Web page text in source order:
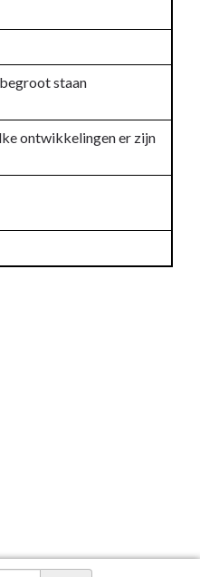
staan
ontwikkelingen er zijn